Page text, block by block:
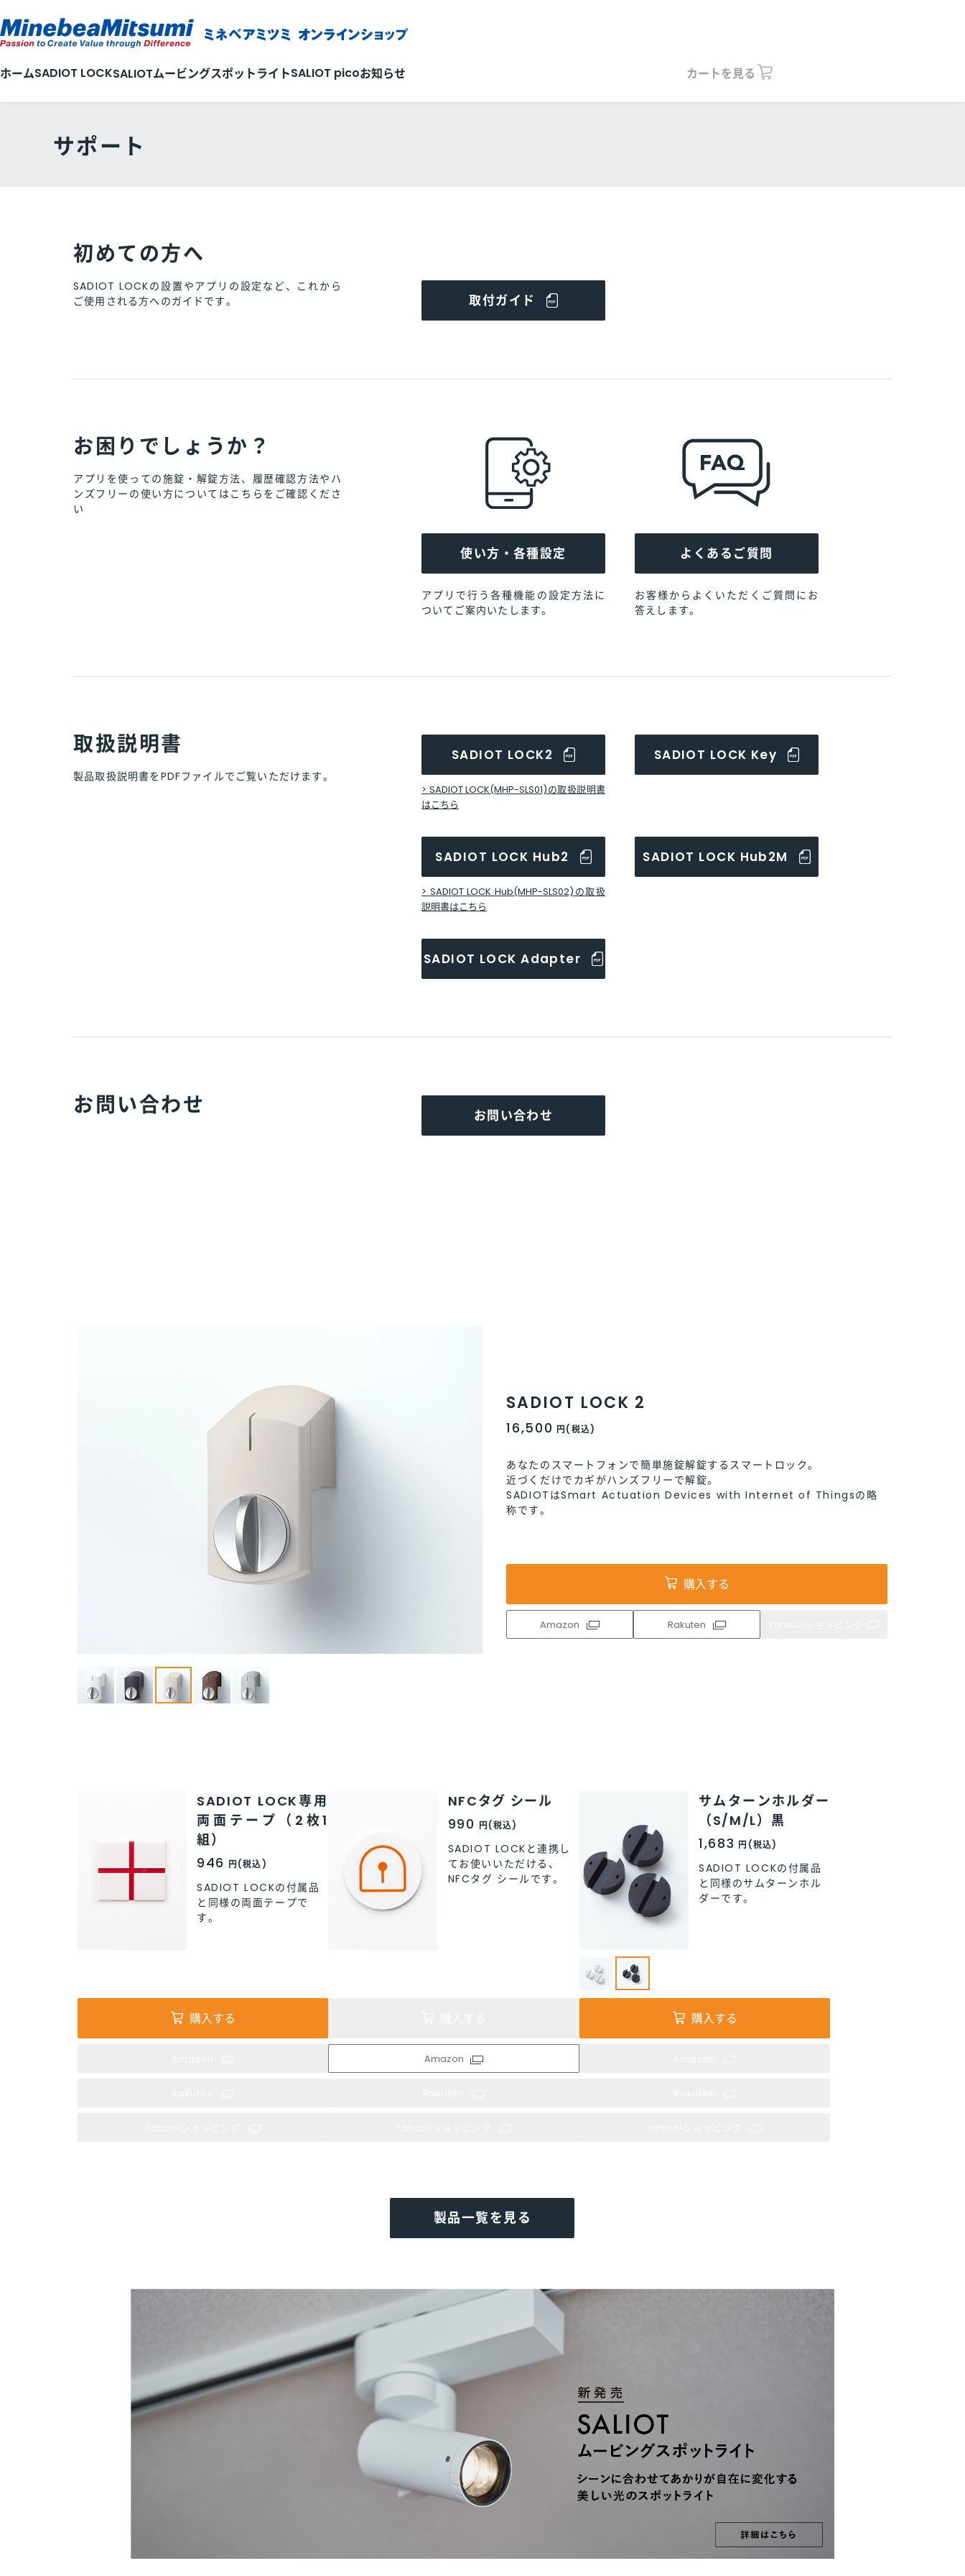
ホームSADIOT LOCKSALIOTムービングスポットライトSALIOT picoお知らせ カートを見る
サポート
初めての方へ
SADIOT LOCKの設置やアプリの設定など、 これから
ご使用される方へのガイドです。
取付ガイド
お困りでしょうか？
アプリを使っての施錠・解錠方法、 履歴確認方法やハ
ンズフリーの使い方についてはこちらをご確認くださ
い
使い方・各種設定
アプリで行う各種機能の設定方法に
ついて ご案内いたします。
よくあるご質問
お客様からよくいただくご質問に お
答えします。
取扱説明書
製品取扱説明書をPDFファイルで ご覧いただけます。
SADIOT LOCK2
> SADIOT LOCK(MHP-SLS01)の取扱説明書
はこちら
SADIOT LOCK Key
SADIOT LOCK Hub2
> SADIOT LOCK Hub(MHP-SLS02)の取扱
説明書はこちら
SADIOT LOCK Hub2M
SADIOT LOCK Adapter
お問い合わせ お問い合わせ
SADIOT LOCK 2
16,500 円(税込)
あなたのスマートフォンで簡単施錠解錠するスマートロック。
近づくだけでカギがハンズフリーで解錠。
SADIOTはSmart Actuation Devices with Internet of Thingsの略
称です。
購入する
Amazon Rakuten
SADIOT LOCK 2
16,500 円(税込)
あなたのスマートフォンで簡単施錠解錠するスマートロック。
近づくだけでカギがハンズフリーで解錠。
SADIOTはSmart Actuation Devices with Internet of Thingsの略
称です。
購入する
Amazon Rakuten
SADIOT LOCK 2
16,500 円(税込)
あなたのスマートフォンで簡単施錠解錠するスマートロック。
近づくだけでカギがハンズフリーで解錠。
SADIOTはSmart Actuation Devices with Internet of Thingsの略
称です。
購入する
Amazon Rakuten
SADIOT LOCK 2
16,500 円(税込)
あなたのスマートフォンで簡単施錠解錠するスマートロック。
近づくだけでカギがハンズフリーで解錠。
SADIOTはSmart Actuation Devices with Internet of Thingsの略
称です。
購入する
Amazon Rakuten
SADIOT LOCK 2
16,500 円(税込)
あなたのスマートフォンで簡単施錠解錠するスマートロック。
近づくだけでカギがハンズフリーで解錠。
SADIOTはSmart Actuation Devices with Internet of Thingsの略
称です。
購入する
Amazon Rakuten
SADIOT LOCK専用
両面テープ（2枚1
組）
946 円(税込)
SADIOT LOCKの付属品
と同様の両面テープで
す。
購入する
NFCタグ シール
990 円(税込)
SADIOT LOCKと連携し
てお使いいただける、
NFCタグ シールです。
Amazon
サムターンホルダー
（S/M/L）
1,683 円(税込)
SADIOT LOCKの付属品
と同様のサムターンホル
ダーです。
サムターンホルダー
（S/M/L）黒
1,683 円(税込)
SADIOT LOCKの付属品
と同様のサムターンホル
ダーです。
購入する
製品一覧を見る